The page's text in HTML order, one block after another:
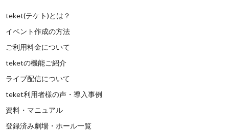
teket(テケト)とは？
イベント作成の方法
ご利用料金について
teketの機能ご紹介
ライブ配信について
teket利用者様の声・導入事例
資料・マニュアル
登録済み劇場・ホール一覧